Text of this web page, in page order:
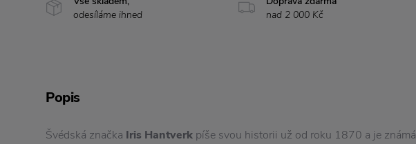
odesíláme ihned
nad 2 000 Kč
Popis
Švédská značka Iris Hantverk píše svou historii už od roku 1870 a je známá